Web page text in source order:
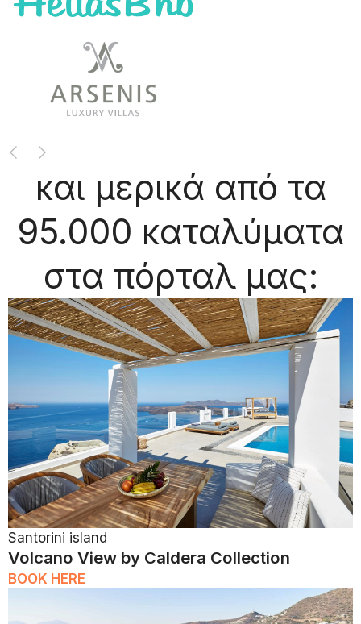
και μερικά από τα
95.000 καταλύματα
στα πόρταλ μας:
Santorini island
Volcano View by Caldera Collection
BOOK HERE